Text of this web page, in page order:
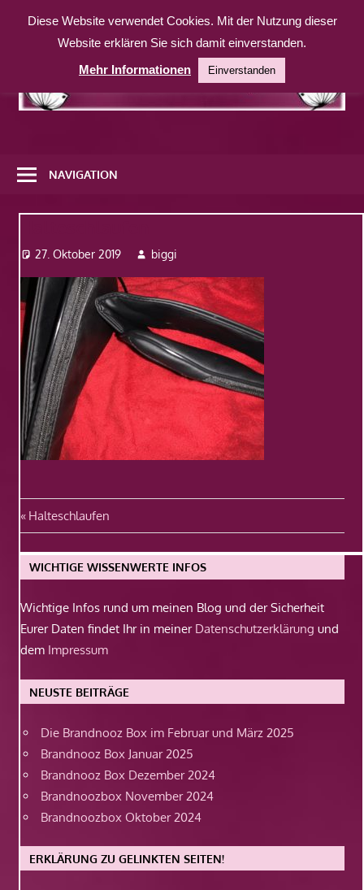
Inhalt
weitere
Website
NAVIGATION
27. Oktober 2019 biggi
Beitragsnavigation
Vorheriger
Beitrag:
Halteschlaufen
WICHTIGE WISSENWERTE INFOS
Wichtige Infos rund um meinen Blog und der Sicherheit
Eurer Daten findet Ihr in meiner Datenschutzerklärung und
dem Impressum
NEUSTE BEITRÄGE
Die Brandnooz Box im Februar und März 2025
Brandnooz Box Januar 2025
Brandnooz Box Dezember 2024
Brandnoozbox November 2024
Brandnoozbox Oktober 2024
ERKLÄRUNG ZU GELINKTEN SEITEN!
Diese Website verwendet Cookies. Mit der Nutzung dieser
Website erklären Sie sich damit einverstanden.
Mehr Informationen
Einverstanden